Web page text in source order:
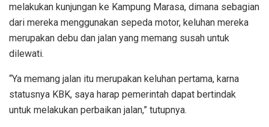
melakukan kunjungan ke Kampung Marasa, dimana sebagian
dari mereka menggunakan sepeda motor, keluhan mereka
merupakan debu dan jalan yang memang susah untuk
dilewati.
“Ya memang jalan itu merupakan keluhan pertama, karna
statusnya KBK, saya harap pemerintah dapat bertindak
untuk melakukan perbaikan jalan,” tutupnya.